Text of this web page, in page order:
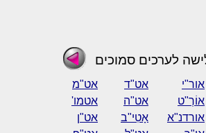
לערכים סמוכים
אור"י אט"ד
אט"מ
אוֹרְ"ט אט"ה
אטמו'
אורדנ"א אָטִי"ב
אט"ן